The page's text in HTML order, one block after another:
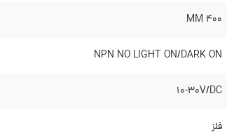
400 MM
NPN NO LIGHT ON/DARK ON
10-30V/DC
فلز